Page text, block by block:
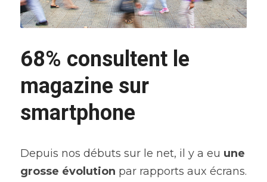
68% consultent le
magazine sur
smartphone
Depuis nos débuts sur le net, il y a eu une
grosse évolution par rapports aux écrans.